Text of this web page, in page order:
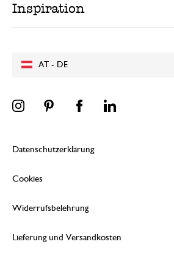
AT - DE
Inspiration
Datenschutzerklärung
Cookies
Widerrufsbelehrung
Lieferung und Versandkosten